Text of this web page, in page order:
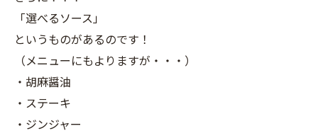
「選べるソース」
というものがあるのです！
（メニューにもよりますが・・・）
・胡麻醤油
・ステーキ
・ジンジャー